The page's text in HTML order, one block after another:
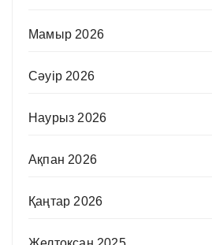
Мамыр 2026
Сәуір 2026
Наурыз 2026
Ақпан 2026
Қаңтар 2026